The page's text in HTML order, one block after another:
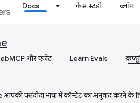
Docs केस स्टडी ब्लॉग
और एजेंट Learn Evals
पसंदीदा भाषा में कॉन्टेंट का अनुवाद करने के